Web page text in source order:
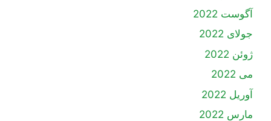
آگوست 2022
جولای 2022
ژوئن 2022
می 2022
آوریل 2022
مارس 2022